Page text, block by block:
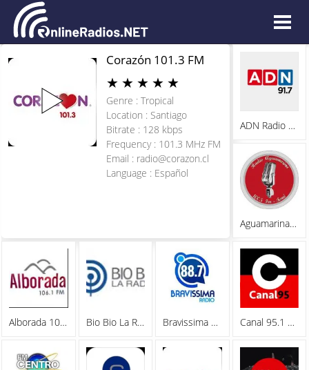
Corazón 101.3 FM
★ ★ ★ ★ ★
Genre : Tropical
Location : Santiago
Bitrate : 128 kbps
Frequency : 101.3 MHz FM
Email : radio@corazon.cl
Language : Español
ADN Radio Chile 91.7
Aguamarina FM
Alborada 106.1 FM Bio Bio La Radio 98.1 FM Bravissima 88.7 FM Canal 95.1 FM